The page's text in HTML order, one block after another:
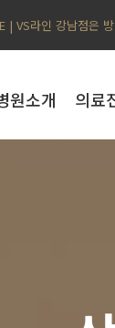
| VS라인 강남점은
원소개 의료